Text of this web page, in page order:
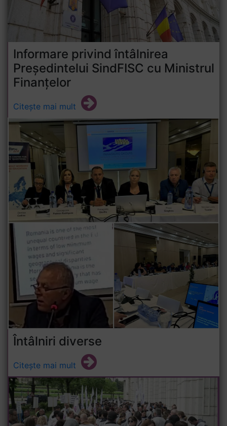
Informare privind întâlnirea
Președintelui SindFISC cu Ministrul
Finanțelor
Citește mai mult
Întâlniri diverse
Citește mai mult